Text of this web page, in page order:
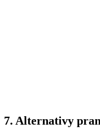
7. Alternativy